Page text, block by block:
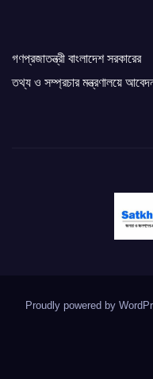
গণপ্রজাতন্ত্রী বাংলাদেশ সরকারের
তথ্য ও সম্প্রচার মন্ত্রণালয়ে
Proudly powered by